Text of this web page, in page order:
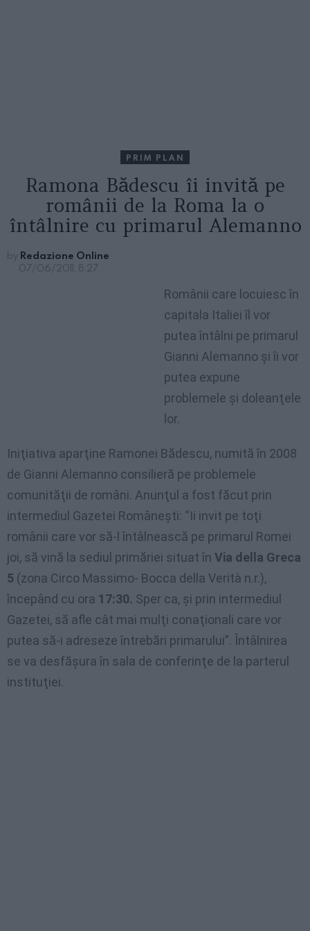
PRIM PLAN
Ramona Bădescu îi invită pe
românii de la Roma la o
întâlnire cu primarul Alemanno
by Redazione Online
07/06/2011, 8:27
Românii care locuiesc în
capitala Italiei îl vor
putea întâlni pe primarul
Gianni Alemanno şi îi vor
putea expune
problemele şi doleanţele
lor.
Iniţiativa aparţine Ramonei Bădescu, numită în 2008
de Gianni Alemanno consilieră pe problemele
comunităţii de români. Anunţul a fost făcut prin
intermediul Gazetei Româneşti: “Ii invit pe toţi
românii care vor să-l întâlnească pe primarul Romei
joi, să vină la sediul primăriei situat în Via della Greca
5 (zona Circo Massimo- Bocca della Verità n.r.),
începând cu ora 17:30. Sper ca, şi prin intermediul
Gazetei, să afle cât mai mulţi conaţionali care vor
putea să-i adreseze întrebări primarului”. Întâlnirea
se va desfăşura în sala de conferinţe de la parterul
instituţiei.